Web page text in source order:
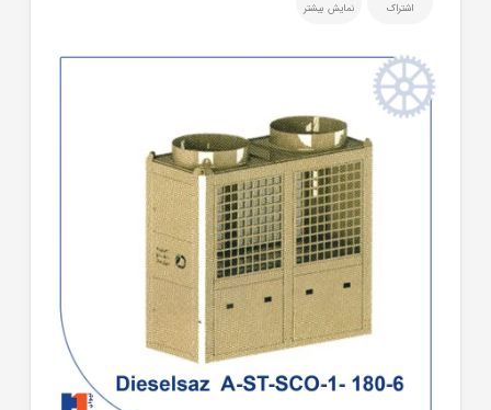
اشتراک نمایش بیشتر